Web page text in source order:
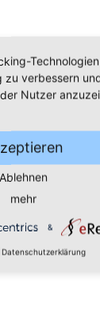
verbessern
Nutzer
Ablehnen
mehr
&
Datenschutzerklärung